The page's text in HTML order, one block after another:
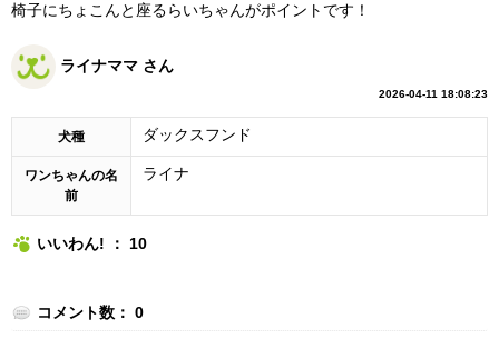
椅子にちょこんと座るらいちゃんがポイントです！
ライナママ さん
2026-04-11 18:08:23
犬種 ダックスフンド
ワンちゃんの名
前
ライナ
いいわん! ： 10
コメント数： 0